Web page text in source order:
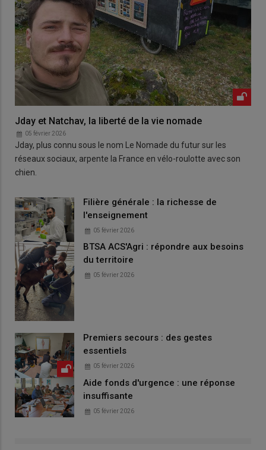
Jday et Natchav, la liberté de la vie nomade
05 février 2026
Jday, plus connu sous le nom Le Nomade du futur sur les
réseaux sociaux, arpente la France en vélo-roulotte avec son
chien.
Filière générale : la richesse de
l'enseignement
05 février 2026
BTSA ACS'Agri : répondre aux besoins
du territoire
05 février 2026
Premiers secours : des gestes
essentiels
05 février 2026
Aide fonds d'urgence : une réponse
insuffisante
05 février 2026